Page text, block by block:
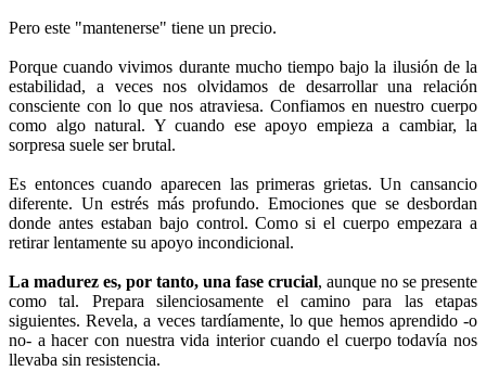
Pero este "mantenerse" tiene un precio.
Porque cuando vivimos durante mucho tiempo bajo la ilusión de la
estabilidad, a veces nos olvidamos de desarrollar una relación
consciente con lo que nos atraviesa. Confiamos en nuestro cuerpo
como algo natural. Y cuando ese apoyo empieza a cambiar, la
sorpresa suele ser brutal.
Es entonces cuando aparecen las primeras grietas. Un cansancio
diferente. Un estrés más profundo. Emociones que se desbordan
donde antes estaban bajo control. Como si el cuerpo empezara a
retirar lentamente su apoyo incondicional.
La madurez es, por tanto, una fase crucial, aunque no se presente
como tal. Prepara silenciosamente el camino para las etapas
siguientes. Revela, a veces tardíamente, lo que hemos aprendido -o
no- a hacer con nuestra vida interior cuando el cuerpo todavía nos
llevaba sin resistencia.